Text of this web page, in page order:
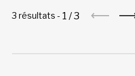
3 résultats - 1 /3